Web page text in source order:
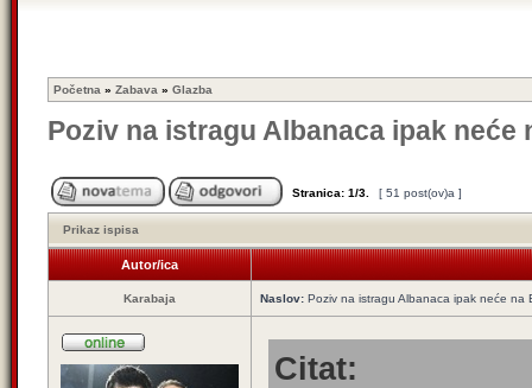
Početna » Zabava » Glazba
Poziv na istragu Albanaca ipak neće
Stranica: 1/3 [ 51 post(ov)a ]
Prikaz ispisa
Autor/ica
Karabaja Naslov: Poziv na istragu Albanaca ipak neće na
Citat: